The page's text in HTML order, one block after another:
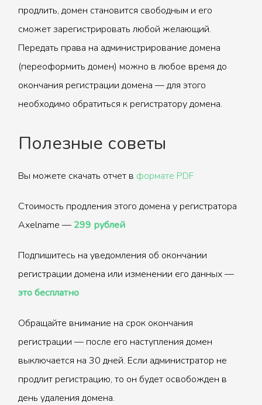
продлить, домен становится свободным и его
сможет зарегистрировать любой желающий.
Передать права на администрирование домена
(переоформить домен) можно в любое время до
окончания регистрации домена — для этого
необходимо обратиться к регистратору домена.
Полезные советы
Вы можете скачать отчет в формате PDF
Стоимость продления этого домена у регистратора
Axelname — 299 рублей
Подпишитесь на уведомления об окончании
регистрации домена или изменении его данных —
это бесплатно
Обращайте внимание на срок окончания
регистрации — после его наступления домен
выключается на 30 дней. Если администратор не
продлит регистрацию, то он будет освобожден в
день удаления домена.